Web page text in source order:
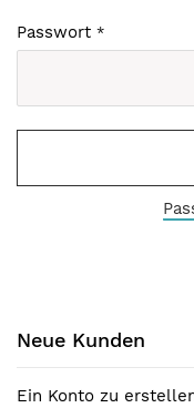
Passwort
Neue Kunden
Ein Konto zu